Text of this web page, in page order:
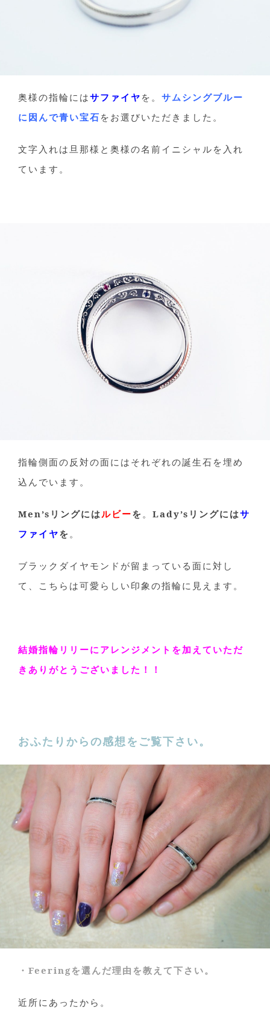
奥様の指輪にはサファイヤ を。サムシングブルー
に因んで青い宝石 をお選びいただきました。
文字入れは旦那様と奥様の名前イニシャルを入れ
ています。
指輪側面の反対の面にはそれぞれの誕生石を埋め
込んでいます。
Men’sリングにはルビーを 。Lady’sリングにはサ
ファイヤを 。
ブラックダイヤモンドが留まっている面に対し
て、こちらは可愛らしい印象の指輪に見えます。
結婚指輪リリーにアレンジメントを加えていただ
きありがとうございました！！
おふたりからの感想をご覧下さい。
・Feeringを選んだ理由を教えて下さい。
近所にあったから。